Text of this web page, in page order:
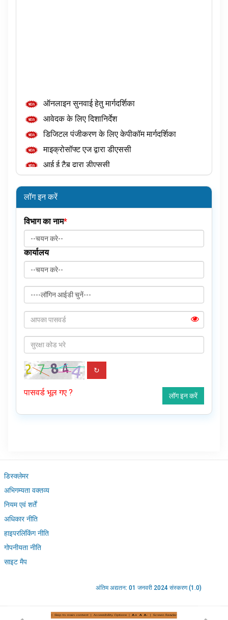
ऑनलाइन सुनवाई हेतु मार्गदर्शिका
आवेदक के लिए दिशानिर्देश
डिजिटल पंजीकरण के लिए केपीकॉम मार्गदर्शिका
माइक्रोसॉफ्ट एज द्वारा डीएससी
आई ई टैब द्वारा डीएससी
नोडल अधिकारी हेतु मार्गदर्शिका
उप नोडल अधिकारी के लिए मार्गदर्शिका
प्रथम अपीलीय प्राधिकारी के लिए मार्गदर्शिका
जन सूचना अधिकारी हेतु मार्गदर्शिका
नए नागरिक पंजीकरण के लिए गाइड
पीडीएफ कंप्रेसर टूल
लॉग इन करें
विभाग का नाम*
कार्यालय
↻
पासवर्ड भूल गए ? लॉग इन करें
डिस्क्लेमर
अभिगम्यता वक्तव्य
नियम एवं शर्तें
अधिकार नीति
हाइपरलिंकिंग नीति
गोपनीयता नीति
साइट मैप
अंतिम अद्यतन: 01 जनवरी 2024 संस्करण (1.0)